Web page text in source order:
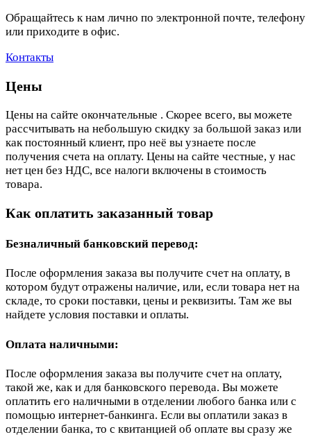
Обращайтесь к нам лично по электронной почте, телефону
или приходите в офис.
Контакты
Цены
Цены на сайте окончательные . Скорее всего, вы можете
рассчитывать на небольшую скидку за большой заказ или
как постоянный клиент, про неё вы узнаете после
получения счета на оплату. Цены на сайте честные, у нас
нет цен без НДС, все налоги включены в стоимость
товара.
Как оплатить заказанный товар
Безналичный банковский перевод:
После оформления заказа вы получите счет на оплату, в
котором будут отражены наличие, или, если товара нет на
складе, то сроки поставки, цены и реквизиты. Там же вы
найдете условия поставки и оплаты.
Оплата наличными:
После оформления заказа вы получите счет на оплату,
такой же, как и для банковского перевода. Вы можете
оплатить его наличными в отделении любого банка или с
помощью интернет-банкинга. Если вы оплатили заказ в
отделении банка, то с квитанцией об оплате вы сразу же